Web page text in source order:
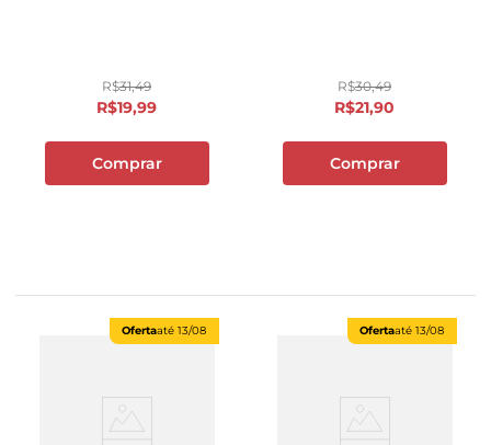
R$31,49
R$19,99
Comprar
R$30,49
R$21,90
Comprar
Ofertaaté 13/08 Ofertaaté 13/08